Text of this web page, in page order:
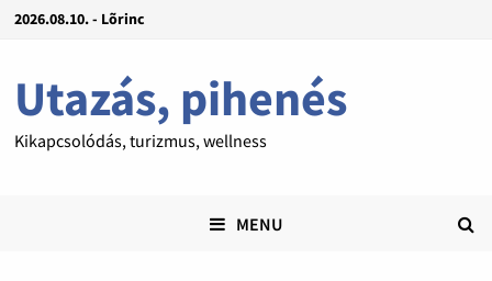
2026.08.10. - Lõrinc
Utazás, pihenés
Kikapcsolódás, turizmus, wellness
MENU